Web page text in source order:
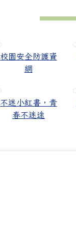
校園安全防護資
網
不迷小紅書，青
春不迷途